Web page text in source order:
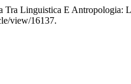
Tra Linguistica E Antropologia:
view/16137.